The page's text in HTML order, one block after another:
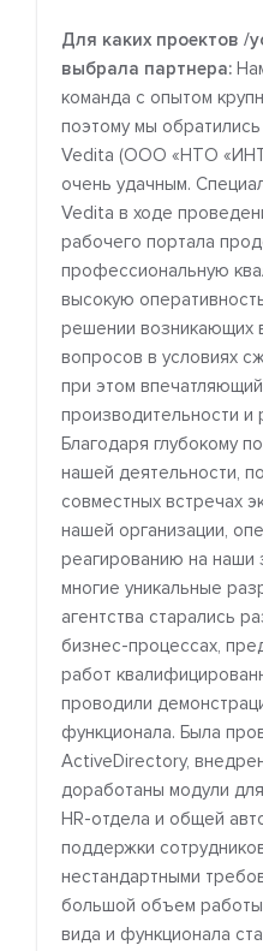
Для каких проектов /
выбрала партнера:
команда с опытом
поэтому мы
Vedita (ООО «НТО
очень удачным.
Vedita в ходе
рабочего портала
профессиональную
высокую
решении возникающих
вопросов в условиях
при этом
производительности и
Благодаря глубокому
нашей деятельности,
совместных встречах
нашей организации,
реагированию на наши
многие уникальные
агентства старались
бизнес-процессах,
работ
проводили
функционала. Была
ActiveDirectory,
доработаны модули
HR-отдела и общей
поддержки
нестандартными
большой объем
вида и функционала